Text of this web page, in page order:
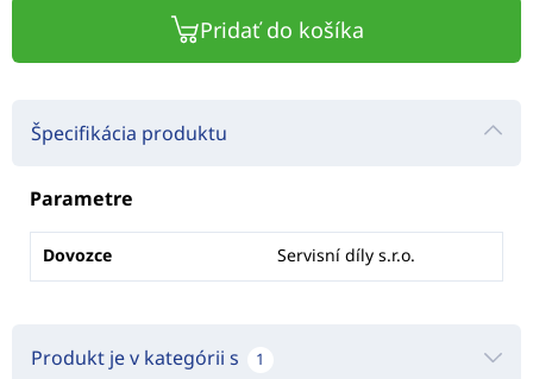
Pridať do košíka
Špecifikácia produktu
Parametre
Dovozce Servisní díly s.r.o.
Produkt je v kategórii s 1